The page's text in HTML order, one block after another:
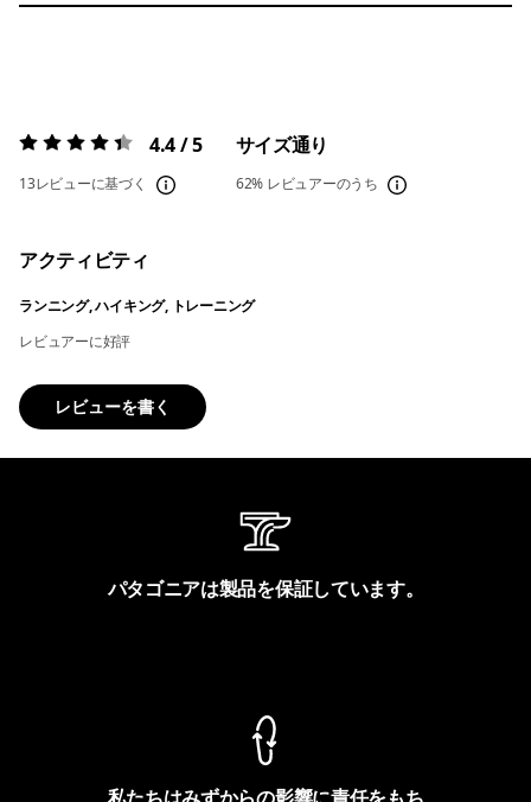
評価:4.4 / 5 4.4 / 5
13レビューに基づく
サイズ通り
62% レビュアーのうち
アクティビティ
ランニング, ハイキング, トレーニング
レビュアーに好評
レビューを書く
パタゴニアは製品を保証しています。